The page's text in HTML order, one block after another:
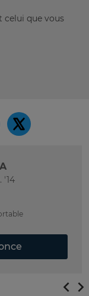
celui que vous
'14